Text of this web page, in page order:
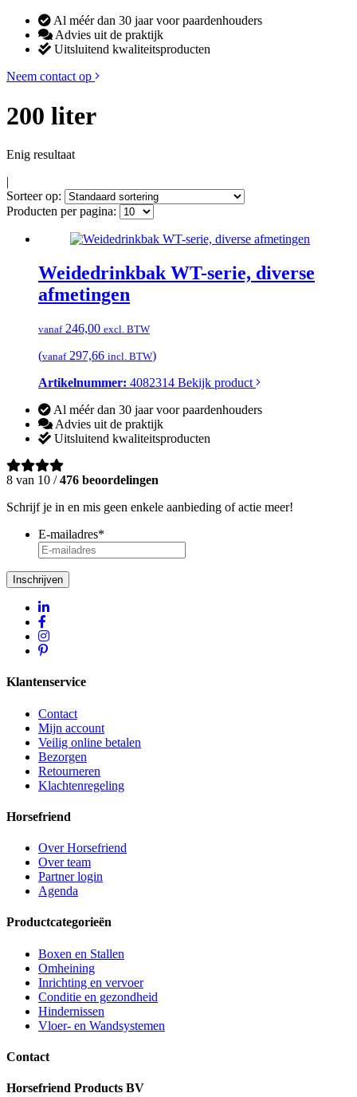
Al méér dan 30 jaar voor paardenhouders
Advies uit de praktijk
Uitsluitend kwaliteitsproducten
Neem contact op
200 liter
Enig resultaat
|
Sorteer op:
Producten per pagina:
Weidedrinkbak WT-serie, diverse
afmetingen
vanaf246,00 excl. BTW
(vanaf297,66 incl. BTW)
Artikelnummer: 4082314 Bekijk product
Al méér dan 30 jaar voor paardenhouders
Advies uit de praktijk
Uitsluitend kwaliteitsproducten
8 van 10 /476 beoordelingen
Schrijf je in en mis geen enkele aanbieding of actie meer!
E-mailadres*
Inschrijven
Klantenservice
Contact
Mijn account
Veilig online betalen
Bezorgen
Retourneren
Klachtenregeling
Horsefriend
Over Horsefriend
Over team
Partner login
Agenda
Productcategorieën
Boxen en Stallen
Omheining
Inrichting en vervoer
Conditie en gezondheid
Hindernissen
Vloer- en Wandsystemen
Contact
Horsefriend Products BV